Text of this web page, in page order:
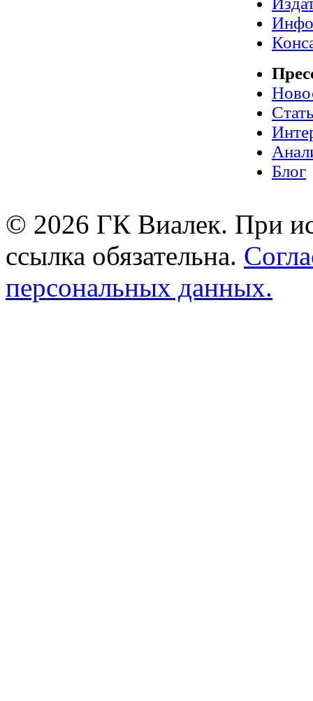
Блог
© 2026 ГК Виалек. При
ссылка обязательна.
персональных данных.